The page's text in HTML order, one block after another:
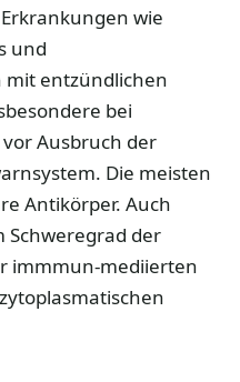
wie
und
entzündlichen
bei
Ausbruch der
Die meisten
Antikörper. Auch
der
immmun-mediierten